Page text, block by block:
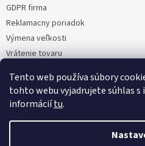
Tento web používa súbory
tohto webu vyjadrujete súhlas s
informáciítu.
GDPR firma
Reklamacny poriadok
Výmena veľkosti
Vrátenie tovaru
Moja objednávka